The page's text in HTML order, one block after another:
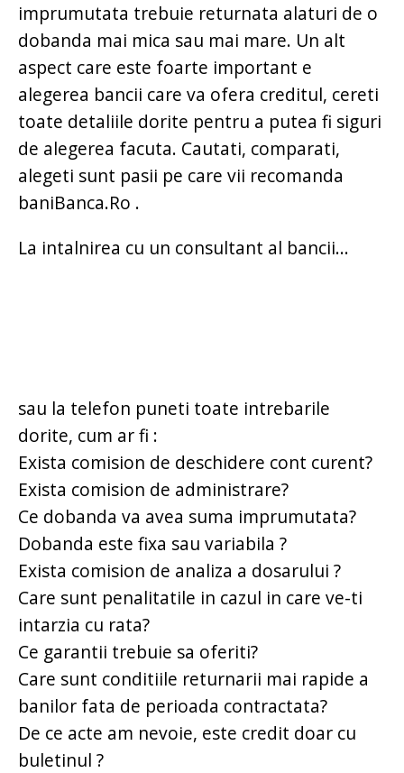
imprumutata trebuie returnata alaturi de o
dobanda mai mica sau mai mare. Un alt
aspect care este foarte important e
alegerea bancii care va ofera creditul, cereti
toate detaliile dorite pentru a putea fi siguri
de alegerea facuta. Cautati, comparati,
alegeti sunt pasii pe care vii recomanda
baniBanca.Ro .
La intalnirea cu un consultant al bancii...
sau la telefon puneti toate intrebarile
dorite, cum ar fi :
Exista comision de deschidere cont curent?
Exista comision de administrare?
Ce dobanda va avea suma imprumutata?
Dobanda este fixa sau variabila ?
Exista comision de analiza a dosarului ?
Care sunt penalitatile in cazul in care ve-ti
intarzia cu rata?
Ce garantii trebuie sa oferiti?
Care sunt conditiile returnarii mai rapide a
banilor fata de perioada contractata?
De ce acte am nevoie, este credit doar cu
buletinul ?